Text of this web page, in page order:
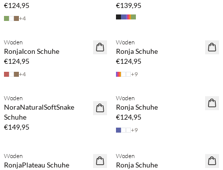
€124,95
+4
€139,95
Woden
RonjaIcon Schuhe
€124,95
+4
Woden
Ronja Schuhe
€124,95
+9
Woden
NoraNaturalSoftSnake
Schuhe
€149,95
Woden
Ronja Schuhe
€124,95
+9
Woden
RonjaPlateau Schuhe
Woden
Ronja Schuhe